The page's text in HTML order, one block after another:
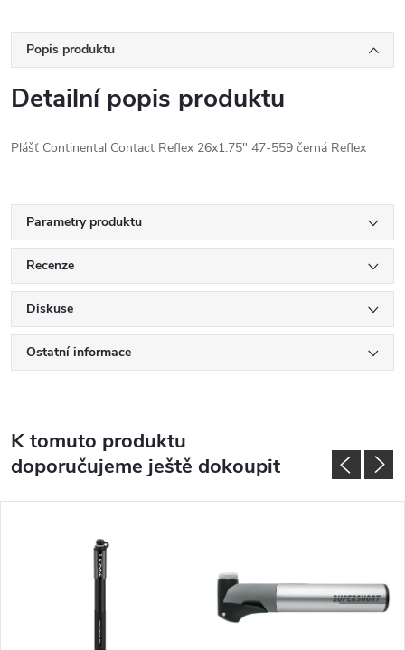
Popis produktu
Detailní popis produktu
Plášť Continental Contact Reflex 26x1.75" 47-559 černá Reflex
Parametry produktu
Recenze
Diskuse
Ostatní informace
K tomuto produktu
doporučujeme ještě dokoupit